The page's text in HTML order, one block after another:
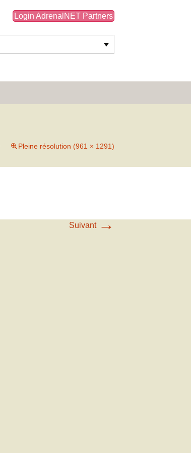
Login AdrenalNET Partners
Pleine résolution (961 × 1291)
Suivant→